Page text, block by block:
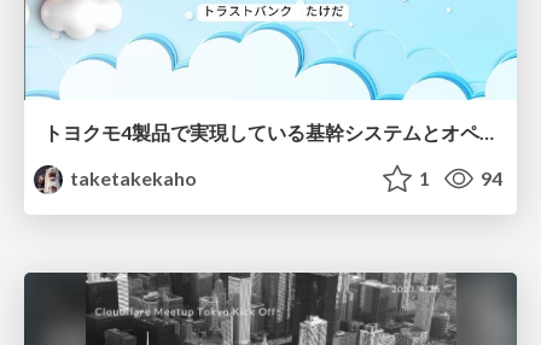
トヨクモ4製品で実現している基幹システムとオペレーション自動化事例紹介
taketakekaho
1 94